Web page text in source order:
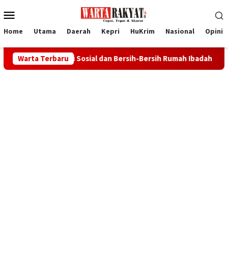
ke
Mobile
Home Utama Daerah Kepri HuKrim Nasional Opini
Warta Terbaru
Sosial dan Bersih-Bersih Rumah Ibadah Bupati